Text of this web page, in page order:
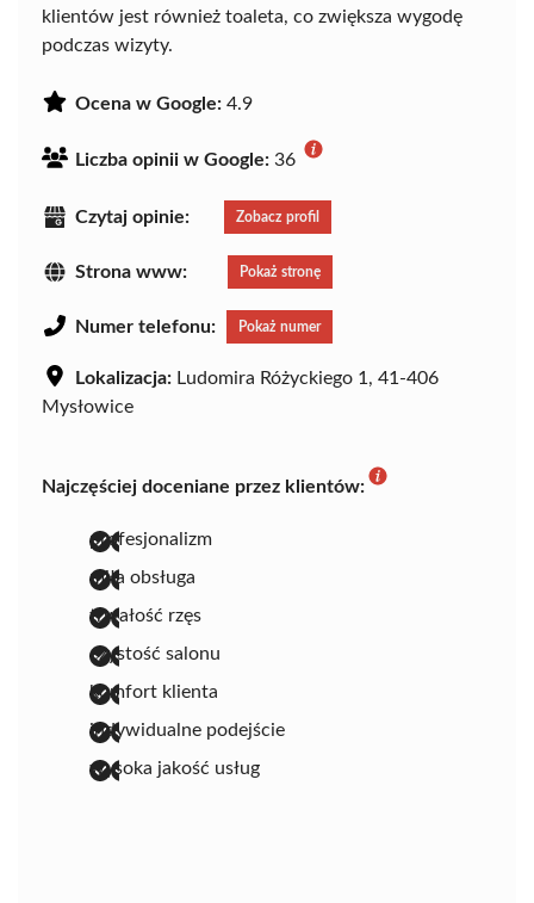
klientów jest również toaleta, co zwiększa wygodę
podczas wizyty.
Ocena w Google: 4.9
Liczba opinii w Google: 36
Czytaj opinie: Zobacz profil
Strona www: Pokaż stronę
Numer telefonu: Pokaż numer
Lokalizacja: Ludomira Różyckiego 1, 41-406
Mysłowice
Najczęściej doceniane przez klientów:
profesjonalizm
miła obsługa
trwałość rzęs
czystość salonu
komfort klienta
indywidualne podejście
wysoka jakość usług